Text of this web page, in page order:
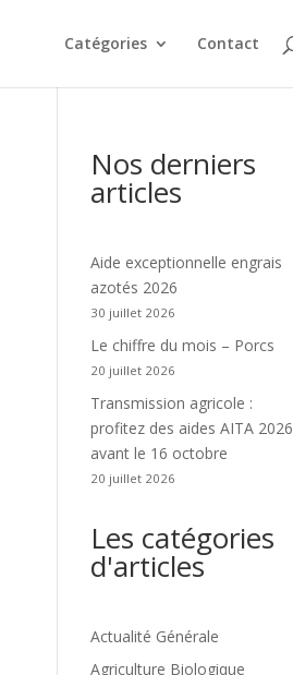
Catégories Contact
Nos derniers
articles
Aide exceptionnelle engrais
azotés 2026
30 juillet 2026
Le chiffre du mois – Porcs
20 juillet 2026
Transmission agricole :
profitez des aides AITA 2026
avant le 16 octobre
20 juillet 2026
Les catégories
d'articles
Actualité Générale
Agriculture Biologique